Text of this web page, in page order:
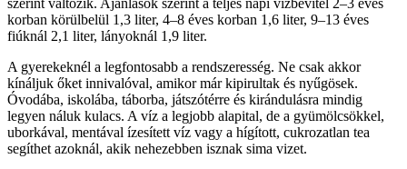
szerint változik. Ajánlások szerint a teljes napi vízbevitel 2–3 éves
korban körülbelül 1,3 liter, 4–8 éves korban 1,6 liter, 9–13 éves
fiúknál 2,1 liter, lányoknál 1,9 liter.
A gyerekeknél a legfontosabb a rendszeresség. Ne csak akkor
kínáljuk őket innivalóval, amikor már kipirultak és nyűgösek.
Óvodába, iskolába, táborba, játszótérre és kirándulásra mindig
legyen náluk kulacs. A víz a legjobb alapital, de a gyümölcsökkel,
uborkával, mentával ízesített víz vagy a hígított, cukrozatlan tea
segíthet azoknál, akik nehezebben isznak sima vizet.